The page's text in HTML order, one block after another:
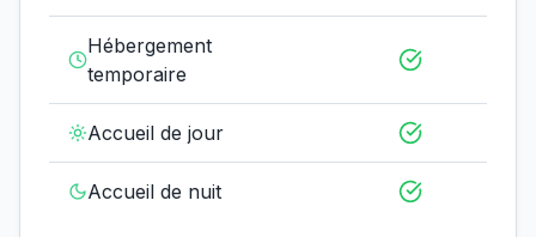
Hébergement
temporaire
Accueil de jour
Accueil de nuit